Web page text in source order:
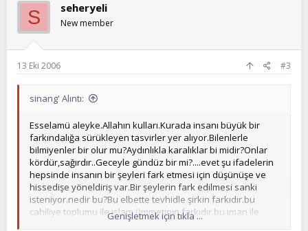
S seheryeli
New member
13 Eki 2006 #3
sinang' Alıntı:
Esselamü aleyke.Allahın kulları.Kurada insanı büyük bir
farkındalığa sürükleyen tasvirler yer alıyor.Bilenlerle
bilmiyenler bir olur mu?Aydınlıkla karalıklar bi midir?Onlar
kördür,sağırdır..Geceyle gündüz bir mi?....evet şu ifadelerin
hepsinde insanın bir şeyleri fark etmesi için düşünüşe ve
hissedişe yöneldiriş var.Bir şeylerin fark edilmesi sanki
isteniyor.nedir bu?Bu elbette tevhidle şirkin farkıdır.bu
cahiliye toplumu ile islam ümmetinin farkıdır.bu iman ile
küfrün farkıdır.Farkındalığını fark edememiş toplumlar ve
Genişletmek için tıkla ...